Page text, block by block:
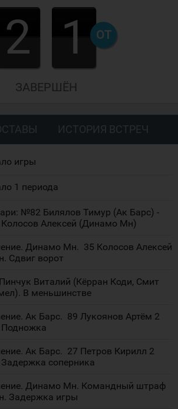
2 1 ОТ
ЗАВЕРШЁН
ИСТОРИЯ ВСТРЕЧ
игры
1 периода
№82 Билялов Тимур (Ак Барс) -
Алексей (Динамо Мн)
Динамо Мн. 35 Колосов Алексей
Сдвиг ворот
Виталий (Кёрран Коди, Смит
В меньшинстве
Ак Барс. 89 Лукоянов Артём 2
Ак Барс. 27 Петров Кирилл 2
соперника
Динамо Мн. Командный штраф
Задержка игры